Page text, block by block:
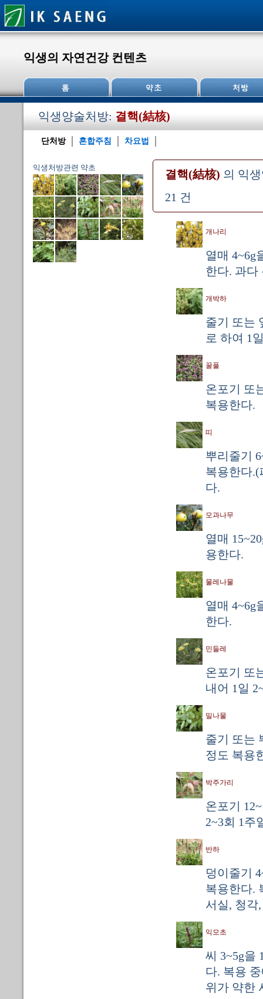
익생의 자연건강 컨텐츠
익생양술처방: 결핵(結核)
단처방 혼합주침 차요법
익생처방관련 약초
결핵(結核) 의 익
21 건
개나리
열매 4~6g
한다. 과다
개박하
줄기 또는
로 하여 1
꿀풀
온포기 또
복용한다.
띠
뿌리줄기
복용한다
다.
모과나무
열매
용한다.
물레나물
열매 4~6g
한다.
민들레
온포기 또
내어 1일
밀나물
줄기 또는
정도 복용
박주가리
온포기
2~3회 1주
반하
덩이줄기
복용한다.
서실, 청각
익모초
씨 3~5g을
다. 복용
위가 약한